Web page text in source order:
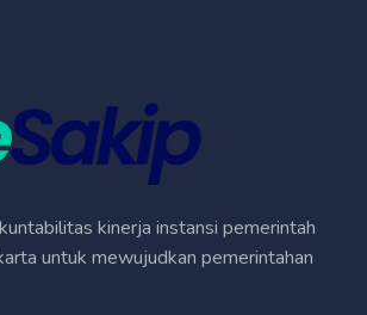
kinerja instansi pemerintah
untuk mewujudkan pemerintahan